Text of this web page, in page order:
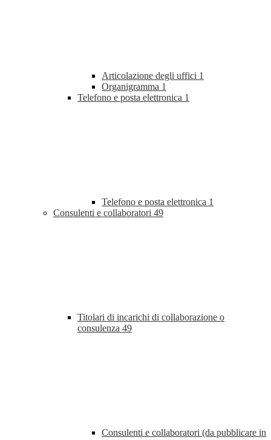
Articolazione degli uffici 1
Organigramma 1
Telefono e posta elettronica 1
Telefono e posta elettronica 1
Consulenti e collaboratori 49
Titolari di incarichi di collaborazione o
consulenza 49
Consulenti e collaboratori (da pubblicare in